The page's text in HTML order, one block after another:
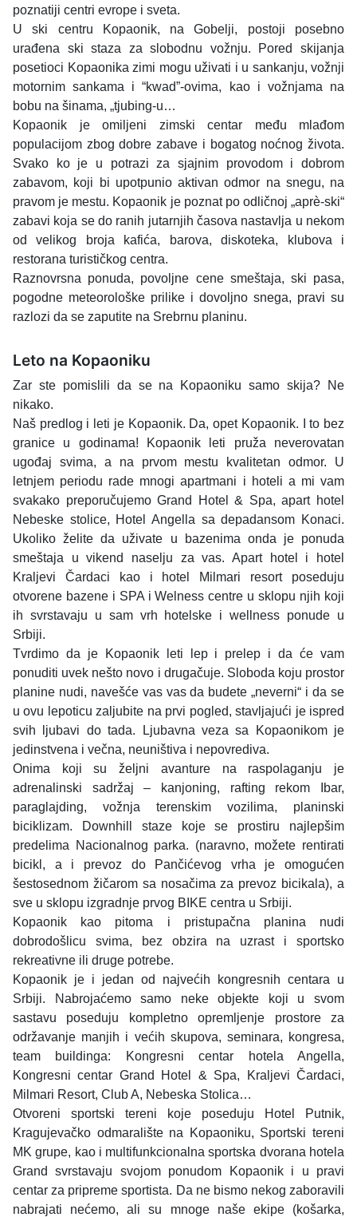
poznatiji centri evrope i sveta.
U ski centru Kopaonik, na Gobelji, postoji posebno
urađena ski staza za slobodnu vožnju. Pored skijanja
posetioci Kopaonika zimi mogu uživati i u sankanju, vožnji
motornim sankama i “kwad”-ovima, kao i vožnjama na
bobu na šinama, „tjubing-u…
Kopaonik je omiljeni zimski centar među mlađom
populacijom zbog dobre zabave i bogatog noćnog života.
Svako ko je u potrazi za sjajnim provodom i dobrom
zabavom, koji bi upotpunio aktivan odmor na snegu, na
pravom je mestu. Kopaonik je poznat po odličnoj „aprè-ski“
zabavi koja se do ranih jutarnjih časova nastavlja u nekom
od velikog broja kafića, barova, diskoteka, klubova i
restorana turističkog centra.
Raznovrsna ponuda, povoljne cene smeštaja, ski pasa,
pogodne meteorološke prilike i dovoljno snega, pravi su
razlozi da se zaputite na Srebrnu planinu.
Leto na Kopaoniku
Zar ste pomislili da se na Kopaoniku samo skija? Ne
nikako.
Naš predlog i leti je Kopaonik. Da, opet Kopaonik. I to bez
granice u godinama! Kopaonik leti pruža neverovatan
ugođaj svima, a na prvom mestu kvalitetan odmor. U
letnjem periodu rade mnogi apartmani i hoteli a mi vam
svakako preporučujemo Grand Hotel & Spa, apart hotel
Nebeske stolice, Hotel Angella sa depadansom Konaci.
Ukoliko želite da uživate u bazenima onda je ponuda
smeštaja u vikend naselju za vas. Apart hotel i hotel
Kraljevi Čardaci kao i hotel Milmari resort poseduju
otvorene bazene i SPA i Welness centre u sklopu njih koji
ih svrstavaju u sam vrh hotelske i wellness ponude u
Srbiji.
Tvrdimo da je Kopaonik leti lep i prelep i da će vam
ponuditi uvek nešto novo i drugačuje. Sloboda koju prostor
planine nudi, navešće vas vas da budete „neverni“ i da se
u ovu lepoticu zaljubite na prvi pogled, stavljajući je ispred
svih ljubavi do tada. Ljubavna veza sa Kopaonikom je
jedinstvena i večna, neuništiva i nepovrediva.
Onima koji su željni avanture na raspolaganju je
adrenalinski sadržaj – kanjoning, rafting rekom Ibar,
paraglajding, vožnja terenskim vozilima, planinski
biciklizam. Downhill staze koje se prostiru najlepšim
predelima Nacionalnog parka. (naravno, možete rentirati
bicikl, a i prevoz do Pančićevog vrha je omogućen
šestosednom žičarom sa nosačima za prevoz bicikala), a
sve u sklopu izgradnje prvog BIKE centra u Srbiji.
Kopaonik kao pitoma i pristupačna planina nudi
dobrodošlicu svima, bez obzira na uzrast i sportsko
rekreativne ili druge potrebe.
Kopaonik je i jedan od najvećih kongresnih centara u
Srbiji. Nabrojaćemo samo neke objekte koji u svom
sastavu poseduju kompletno opremljenje prostore za
održavanje manjih i većih skupova, seminara, kongresa,
team buildinga: Kongresni centar hotela Angella,
Kongresni centar Grand Hotel & Spa, Kraljevi Čardaci,
Milmari Resort, Club A, Nebeska Stolica…
Otvoreni sportski tereni koje poseduju Hotel Putnik,
Kragujevačko odmaralište na Kopaoniku, Sportski tereni
MK grupe, kao i multifunkcionalna sportska dvorana hotela
Grand svrstavaju svojom ponudom Kopaonik i u pravi
centar za pripreme sportista. Da ne bismo nekog zaboravili
nabrajati nećemo, ali su mnoge naše ekipe (košarka,